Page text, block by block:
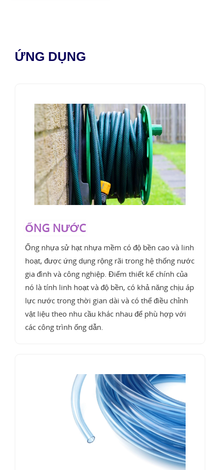
ỨNG DỤNG
ỐNG NƯỚC
Ống nhựa sử hạt nhựa mềm có độ bền cao và linh
hoạt, được ứng dụng rộng rãi trong hệ thống nước
gia đình và công nghiệp. Điểm thiết kế chính của
nó là tính linh hoạt và độ bền, có khả năng chịu áp
lực nước trong thời gian dài và có thể điều chỉnh
vật liệu theo nhu cầu khác nhau để phù hợp với
các công trình ống dẫn.